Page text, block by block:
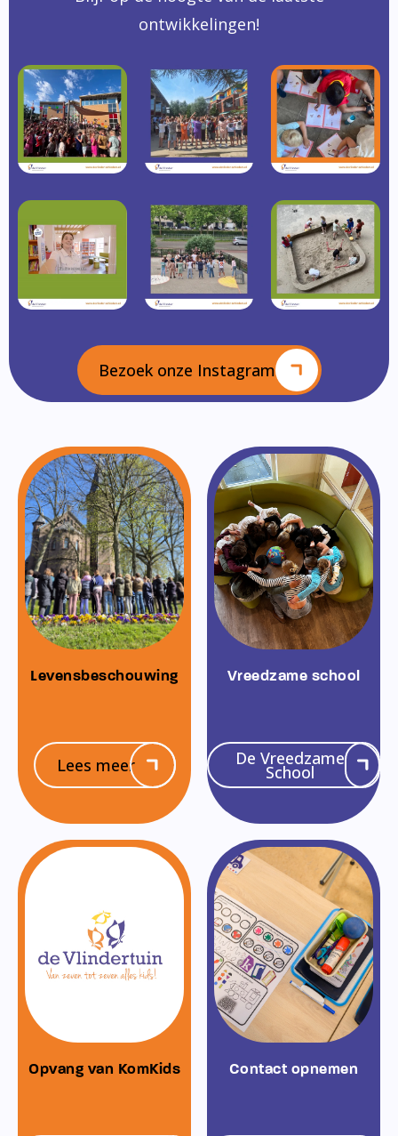
ontwikkelingen!
Bezoek onze Instagram
Levensbeschouwing
Lees meer
Vreedzame school
De Vreedzame
School
Opvang van KomKids Contact opnemen